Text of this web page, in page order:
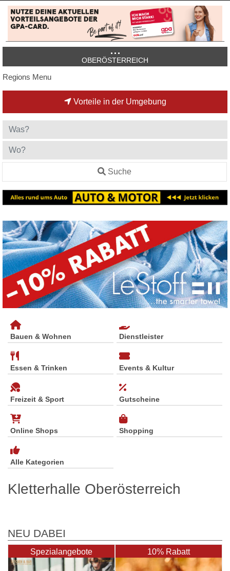
OBERÖSTERREICH
Regions Menu
Vorteile in der Umgebung
Suche
Bauen & Wohnen Dienstleister
Essen & Trinken Events & Kultur
Freizeit & Sport Gutscheine
Online Shops Shopping
Alle Kategorien
Kletterhalle Oberösterreich
NEU DABEI
Spezialangebote 10% Rabatt